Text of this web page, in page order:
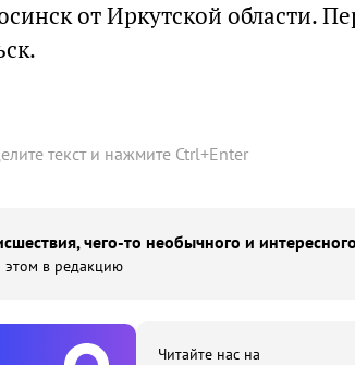
от Иркутской области.
текст и нажмите Ctrl+Enter
чего-то необычного и
этом в редакцию
Читайте нас на